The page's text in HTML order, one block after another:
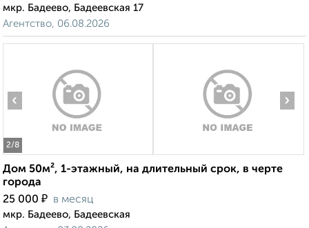
мкр. Бадеево, Бадеевская 17
Агентство, 06.08.2026
2/8
‹ ›
Дом 50м², 1-этажный, на длительный срок, в черте
города
25 000 ₽ в месяц
мкр. Бадеево, Бадеевская